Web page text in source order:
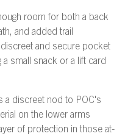
room for both a back
and added trail
and secure pocket
small snack or a lift card
a discreet nod to POC's
on the lower arms
of protection in those at-